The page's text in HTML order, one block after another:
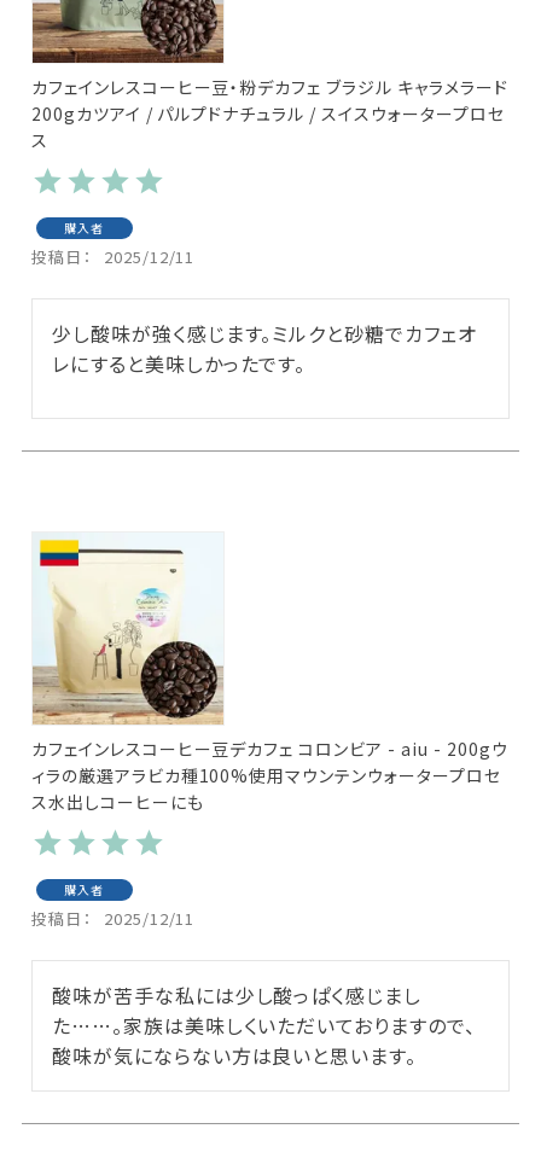
カフェインレスコーヒー豆・粉デカフェ ブラジル キャラメラード
200gカツアイ / パルプドナチュラル / スイスウォータープロセ
ス
購入者
投稿日 2025/12/11
少し酸味が強く感じます。ミルクと砂糖でカフェオ
レにすると美味しかったです。
カフェインレスコーヒー豆デカフェ コロンビア - aiu - 200gウ
ィラの厳選アラビカ種100%使用マウンテンウォータープロセ
ス水出しコーヒーにも
購入者
投稿日 2025/12/11
酸味が苦手な私には少し酸っぱく感じまし
た……。家族は美味しくいただいておりますので、
酸味が気にならない方は良いと思います。